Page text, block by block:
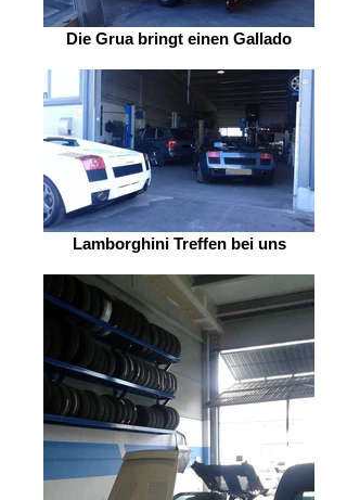
Die Grua bringt einen Gallado
Lamborghini Treffen bei uns